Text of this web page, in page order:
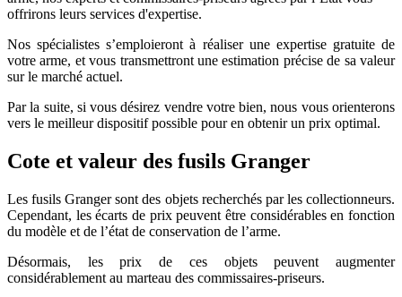
offrirons leurs services d'expertise.
Nos spécialistes s’emploieront à réaliser une expertise gratuite de
votre arme, et vous transmettront une estimation précise de sa valeur
sur le marché actuel.
Par la suite, si vous désirez vendre votre bien, nous vous orienterons
vers le meilleur dispositif possible pour en obtenir un prix optimal.
Cote et valeur des fusils Granger
Les fusils Granger sont des objets recherchés par les collectionneurs.
Cependant, les écarts de prix peuvent être considérables en fonction
du modèle et de l’état de conservation de l’arme.
Désormais, les prix de ces objets peuvent augmenter
considérablement au marteau des commissaires-priseurs.